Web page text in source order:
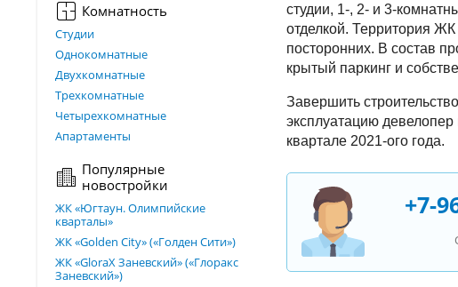
Комнатность
Студии
Однокомнатные
Двухкомнатные
Трехкомнатные
Четырехкомнатные
Апартаменты
Популярные
новостройки
ЖК «Югтаун. Олимпийские
кварталы»
ЖК «Golden City» («Голден Сити»)
ЖК «GloraX Заневский»​ («Глоракс
Заневский»)
студии, 1-, 2- и 3-
отделкой. Территория ЖК
посторонних. В состав
крытый паркинг и
Завершить
эксплуатацию
квартале 2021-ого года.
+7-